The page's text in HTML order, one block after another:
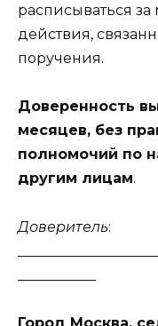
расписываться
действия,
поручения.
Доверенность
месяцев, без
полномочий по
другим лицам.
Доверитель: